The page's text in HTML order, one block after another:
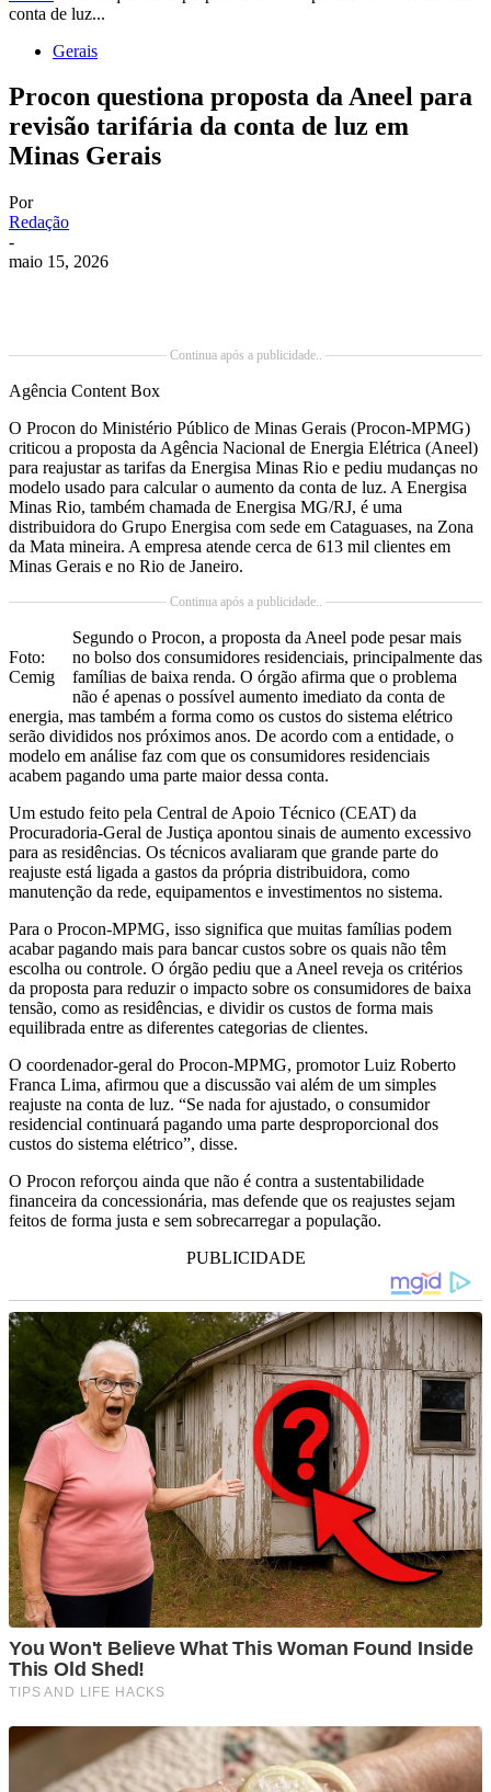
conta de luz...
Gerais
Procon questiona proposta da Aneel para
revisão tarifária da conta de luz em
Minas Gerais
Por
Redação
-
maio 15, 2026
Continua após a publicidade..
Agência Content Box
O Procon do Ministério Público de Minas Gerais (Procon-MPMG)
criticou a proposta da Agência Nacional de Energia Elétrica (Aneel)
para reajustar as tarifas da Energisa Minas Rio e pediu mudanças no
modelo usado para calcular o aumento da conta de luz. A Energisa
Minas Rio, também chamada de Energisa MG/RJ, é uma
distribuidora do Grupo Energisa com sede em Cataguases, na Zona
da Mata mineira. A empresa atende cerca de 613 mil clientes em
Minas Gerais e no Rio de Janeiro.
Continua após a publicidade..
Foto:
Cemig
Segundo o Procon, a proposta da Aneel pode pesar mais
no bolso dos consumidores residenciais, principalmente das
famílias de baixa renda. O órgão afirma que o problema
não é apenas o possível aumento imediato da conta de
energia, mas também a forma como os custos do sistema elétrico
serão divididos nos próximos anos. De acordo com a entidade, o
modelo em análise faz com que os consumidores residenciais
acabem pagando uma parte maior dessa conta.
Um estudo feito pela Central de Apoio Técnico (CEAT) da
Procuradoria-Geral de Justiça apontou sinais de aumento excessivo
para as residências. Os técnicos avaliaram que grande parte do
reajuste está ligada a gastos da própria distribuidora, como
manutenção da rede, equipamentos e investimentos no sistema.
Para o Procon-MPMG, isso significa que muitas famílias podem
acabar pagando mais para bancar custos sobre os quais não têm
escolha ou controle. O órgão pediu que a Aneel reveja os critérios
da proposta para reduzir o impacto sobre os consumidores de baixa
tensão, como as residências, e dividir os custos de forma mais
equilibrada entre as diferentes categorias de clientes.
O coordenador-geral do Procon-MPMG, promotor Luiz Roberto
Franca Lima, afirmou que a discussão vai além de um simples
reajuste na conta de luz. “Se nada for ajustado, o consumidor
residencial continuará pagando uma parte desproporcional dos
custos do sistema elétrico”, disse.
O Procon reforçou ainda que não é contra a sustentabilidade
financeira da concessionária, mas defende que os reajustes sejam
feitos de forma justa e sem sobrecarregar a população.
PUBLICIDADE